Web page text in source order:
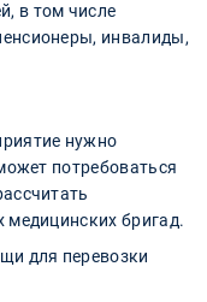
в том числе
инвалиды,
нужно
потребоваться
медицинских бригад.
для перевозки